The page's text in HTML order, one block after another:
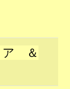
ア ＆